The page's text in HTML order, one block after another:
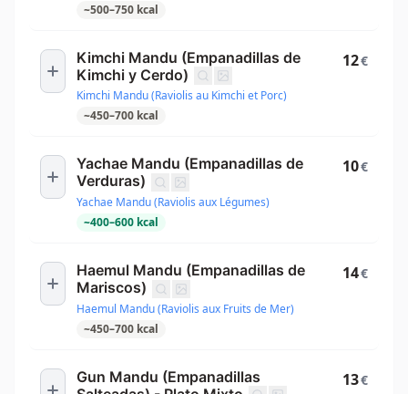
~500–750 kcal
Kimchi Mandu (Empanadillas de
Kimchi y Cerdo)
Kimchi Mandu (Raviolis au Kimchi et Porc)
~450–700 kcal
12€
Yachae Mandu (Empanadillas de
Verduras)
Yachae Mandu (Raviolis aux Légumes)
~400–600 kcal
10€
Haemul Mandu (Empanadillas de
Mariscos)
Haemul Mandu (Raviolis aux Fruits de Mer)
~450–700 kcal
14€
Gun Mandu (Empanadillas
13€